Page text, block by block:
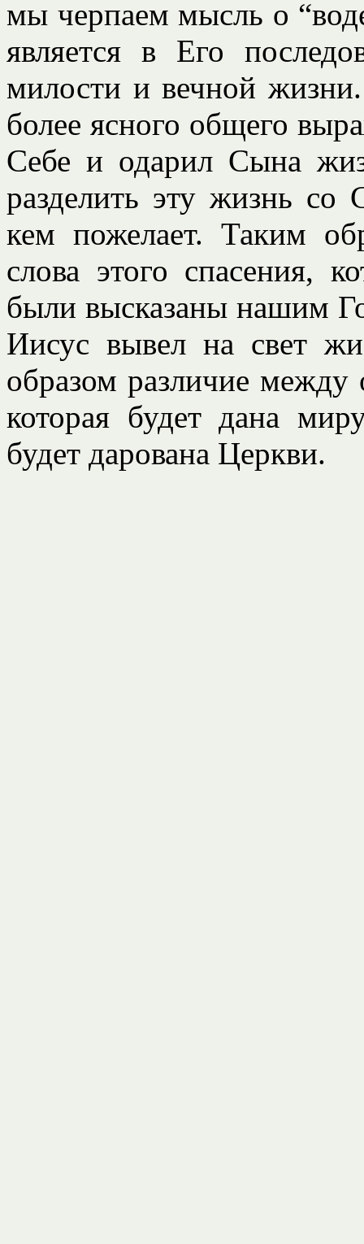
мы черпаем мысль о
является в Его
милости и вечной
более ясного общего
Себе и одарил Сына
разделить эту жизнь
кем пожелает. Таким
слова этого спасения,
были высказаны нашим
Иисус вывел на свет
образом различие
которая будет дана
будет дарована Церкви.